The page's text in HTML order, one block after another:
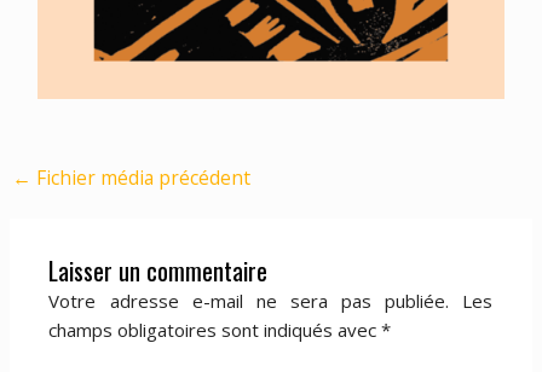
← Fichier média précédent
Laisser un commentaire
Votre adresse e-mail ne sera pas publiée.
Les
champs obligatoires sont indiqués avec*